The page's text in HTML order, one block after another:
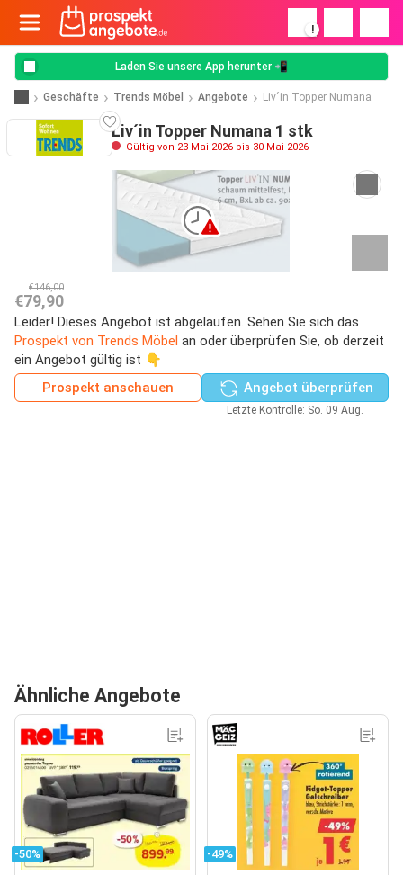
!
Laden Sie unsere App herunter 📲
Geschäfte Trends Möbel Angebote Liv´in Topper Numana
Liv´in Topper Numana 1 stk
Gültig von 23 Mai 2026 bis 30 Mai 2026
€146,00
€79,90
Leider! Dieses Angebot ist abgelaufen. Sehen Sie sich das
Prospekt von Trends Möbel an oder überprüfen Sie, ob derzeit
ein Angebot gültig ist 👇
Prospekt anschauen
Angebot überprüfen
Letzte Kontrolle: So. 09 Aug.
Ähnliche Angebote
-50% -49%